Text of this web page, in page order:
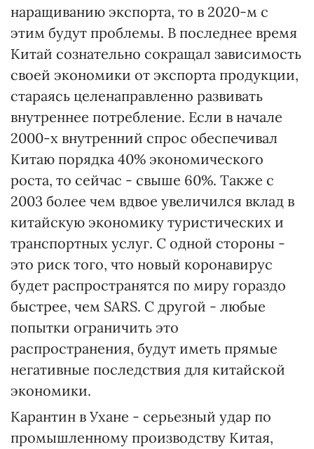
наращиванию экспорта, то в 2020-м с
этим будут проблемы. В последнее время
Китай сознательно сокращал зависимость
своей экономики от экспорта продукции,
стараясь целенаправленно развивать
внутреннее потребление. Если в начале
2000-х внутренний спрос обеспечивал
Китаю порядка 40% экономического
роста, то сейчас - свыше 60%. Также с
2003 более чем вдвое увеличился вклад в
китайскую экономику туристических и
транспортных услуг. С одной стороны -
это риск того, что новый коронавирус
будет распространятся по миру гораздо
быстрее, чем SARS. С другой - любые
попытки ограничить это
распространения, будут иметь прямые
негативные последствия для китайской
экономики.
Карантин в Ухане - серьезный удар по
промышленному производству Китая,